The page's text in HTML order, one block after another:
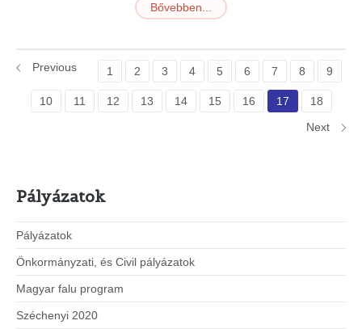
Bővebben...
Previous 1 2 3 4 5 6 7 8 9
10 11 12 13 14 15 16 17
18
Next
Pályázatok
Pályázatok
Önkormányzati, és Civil pályázatok
Magyar falu program
Széchenyi 2020